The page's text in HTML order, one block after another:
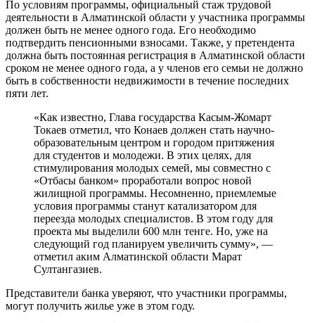
По условиям программы, официальный стаж трудовой
деятельности в Алматинской области у участника программы
должен быть не менее одного года. Его необходимо
подтвердить пенсионными взносами. Также, у претендента
должна быть постоянная регистрация в Алматинской области
сроком не менее одного года, а у членов его семьи не должно
быть в собственности недвижимости в течение последних
пяти лет.
«Как известно, Глава государства Касым-Жомарт
Токаев отметил, что Конаев должен стать научно-
образовательным центром и городом притяжения
для студентов и молодежи. В этих целях, для
стимулирования молодых семей, мы совместно с
«Отбасы банком» проработали вопрос новой
жилищной программы. Несомненно, приемлемые
условия программы станут катализатором для
переезда молодых специалистов. В этом году для
проекта мы выделили 600 млн тенге. Но, уже на
следующий год планируем увеличить сумму», —
отметил аким Алматинской области Марат
Султангазиев.
Представители банка уверяют, что участники программы,
могут получить жилье уже в этом году.